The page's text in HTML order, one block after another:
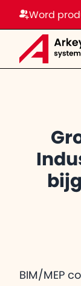
Word
BIM/MEP